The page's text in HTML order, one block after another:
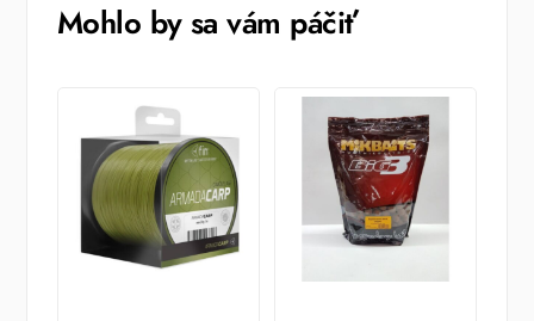
Mohlo by sa vám páčiť